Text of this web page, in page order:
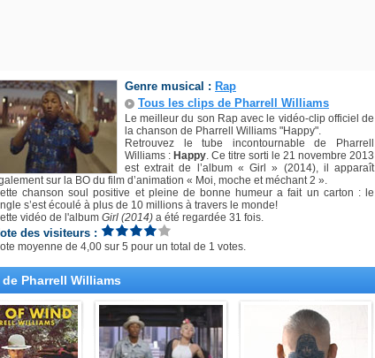
Genre musical : Rap
Tous les clips de Pharrell Williams
Le meilleur du son Rap avec le vidéo-clip officiel de
la chanson de Pharrell Williams "Happy".
Retrouvez le tube incontournable de Pharrell
Williams : Happy. Ce titre sorti le 21 novembre 2013
est extrait de l’album « Girl » (2014), il apparaît
sur la BO du film d’animation « Moi, moche et méchant 2 ».
chanson soul positive et pleine de bonne humeur a fait un carton : le
s’est écoulé à plus de 10 millions à travers le monde!
vidéo de l'album Girl (2014) a été regardée 31 fois.
des visiteurs :
moyenne de 4,00 sur 5 pour un total de 1 votes.
Pharrell Williams